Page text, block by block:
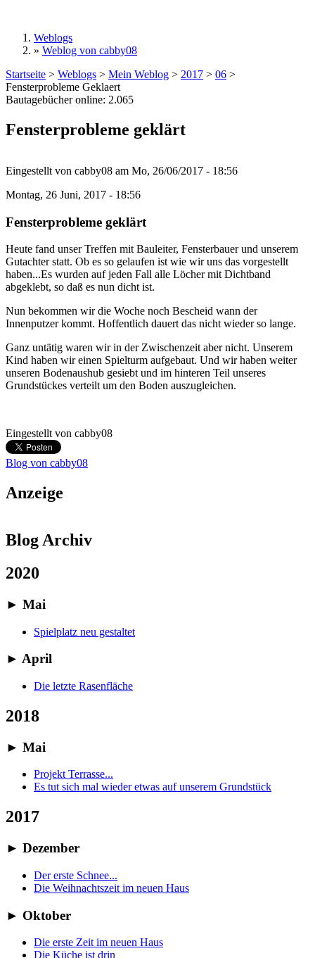
Sie sind hier
Weblogs
» Weblog von cabby08
Startseite > Weblogs > Mein Weblog > 2017 > 06 >
Fensterprobleme Geklaert
Bautagebücher online: 2.065
Fensterprobleme geklärt
Eingestellt von cabby08 am Mo, 26/06/2017 - 18:56
Montag, 26 Juni, 2017 - 18:56
Fensterprobleme geklärt
Heute fand unser Treffen mit Bauleiter, Fensterbauer und unserem
Gutachter statt. Ob es so gelaufen ist wie wir uns das vorgestellt
haben...Es wurden auf jeden Fall alle Löcher mit Dichtband
abgeklebt, so daß es nun dicht ist.
Nun bekommen wir die Woche noch Bescheid wann der
Innenputzer kommt. Hoffentlich dauert das nicht wieder so lange.
Ganz untätig waren wir in der Zwischenzeit aber nicht. Unserem
Kind haben wir einen Spielturm aufgebaut. Und wir haben weiter
unseren Bodenaushub gesiebt und im hinteren Teil unseres
Grundstückes verteilt um den Boden auszugleichen.
Eingestellt von cabby08
Blog von cabby08
Anzeige
Blog Archiv
2020
► Mai
Spielplatz neu gestaltet
► April
Die letzte Rasenfläche
2018
► Mai
Projekt Terrasse...
Es tut sich mal wieder etwas auf unserem Grundstück
2017
► Dezember
Der erste Schnee...
Die Weihnachtszeit im neuen Haus
► Oktober
Die erste Zeit im neuen Haus
Die Küche ist drin